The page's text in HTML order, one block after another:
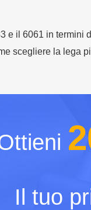
e il 6061 in
scegliere la lega
Il tuo